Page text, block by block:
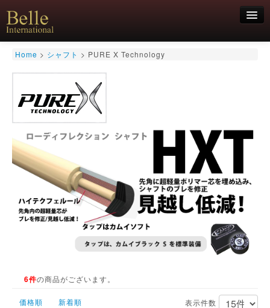
ログイン
HOME
キュー
キュー用途別
シャフト
キューケース
アクセサリー
特価商品
お気軽にお問合せくださいませ！
Home > シャフト > PURE X Technology
6件の商品がございます。
価格順 新着順 表示件数